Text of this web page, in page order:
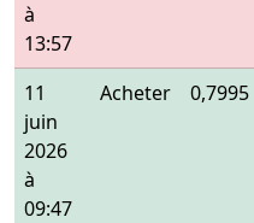
à
13:57
11
juin
2026
à
09:47
Acheter 0,7995